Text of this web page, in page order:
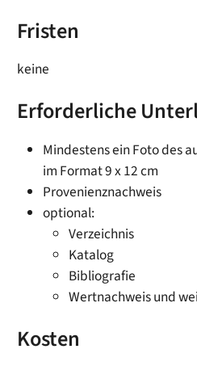
Fristen
keine
Erforderliche
Mindestens ein Foto des
im Format 9 x 12 cm
Provenienznachweis
optional:
Verzeichnis
Katalog
Bibliografie
Wertnachweis und
Kosten